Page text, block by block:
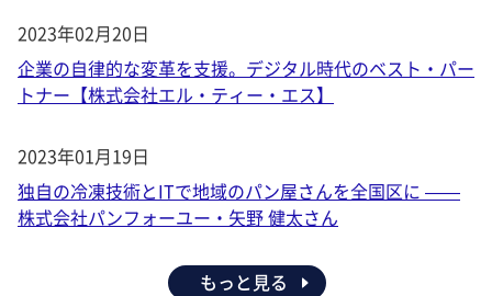
2023年02月20日
企業の自律的な変革を支援。デジタル時代のベスト・パー
トナー【株式会社エル・ティー・エス】
2023年01月19日
独自の冷凍技術とITで地域のパン屋さんを全国区に ——
株式会社パンフォーユー・矢野 健太さん
もっと見る